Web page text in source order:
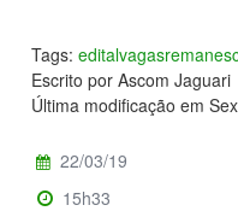
Tags:
Escrito por Ascom Jaguari
Última modificação em
22/03/19
15h33